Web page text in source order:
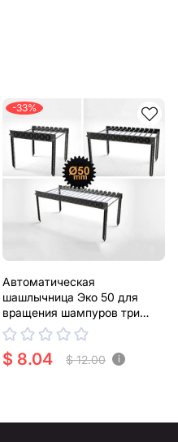
-33%
Автоматическая
шашлычница Эко 50 для
вращения шампуров три
размеры. DXF файлы для
лазерной, плазменной резки
$ 8.04 $ 12.00 i